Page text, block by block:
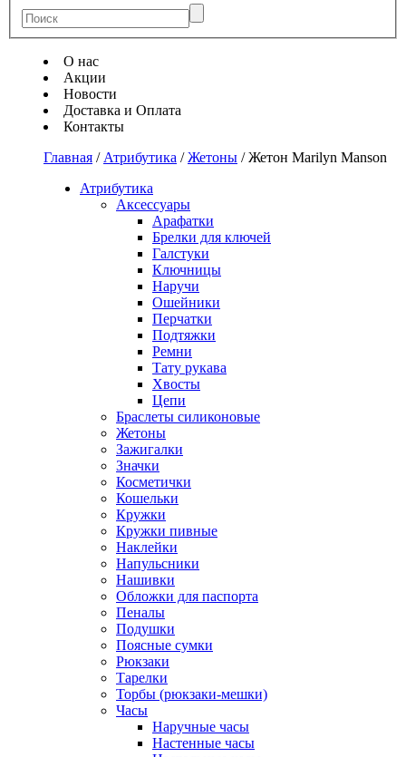
О нас
Акции
Новости
Доставка и Оплата
Контакты
Главная / Атрибутика /Жетоны /Жетон Marilyn Manson
Атрибутика
Аксессуары
Арафатки
Брелки для ключей
Галстуки
Ключницы
Наручи
Ошейники
Перчатки
Подтяжки
Ремни
Тату рукава
Хвосты
Цепи
Браслеты силиконовые
Жетоны
Зажигалки
Значки
Косметички
Кошельки
Кружки
Кружки пивные
Наклейки
Напульсники
Нашивки
Обложки для паспорта
Пеналы
Подушки
Поясные сумки
Рюкзаки
Тарелки
Торбы (рюкзаки-мешки)
Часы
Наручные часы
Настенные часы